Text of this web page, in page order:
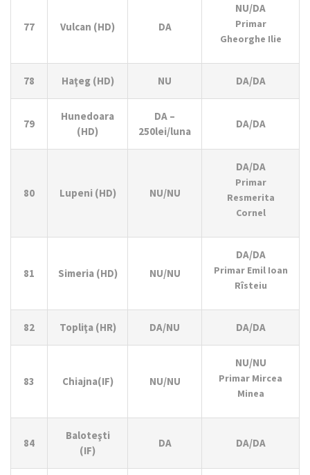
77 Vulcan (HD) DA
NU/DA
Primar
Gheorghe Ilie
78 Haţeg (HD) NU DA/DA
79
Hunedoara
(HD)
DA –
250lei/luna
DA/DA
80 Lupeni (HD) NU/NU
DA/DA
Primar
Resmerita
Cornel
81 Simeria (HD) NU/NU
DA/DA
Primar Emil Ioan
Rîsteiu
82 Topliţa (HR) DA/NU DA/DA
83 Chiajna(IF) NU/NU
NU/NU
Primar Mircea
Minea
84
Baloteşti
(IF)
DA DA/DA